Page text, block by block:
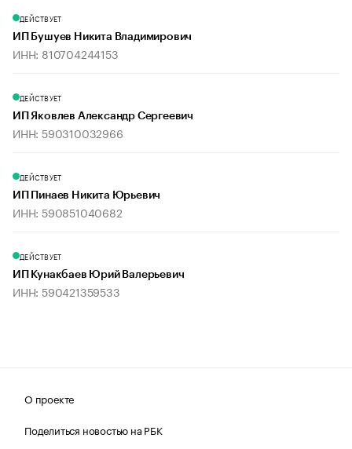
ДЕЙСТВУЕТ
ИП Бушуев Никита Владимирович
ИНН: 810704244153
ДЕЙСТВУЕТ
ИП Яковлев Александр Сергеевич
ИНН: 590310032966
ДЕЙСТВУЕТ
ИП Пинаев Никита Юрьевич
ИНН: 590851040682
ДЕЙСТВУЕТ
ИП Кунакбаев Юрий Валерьевич
ИНН: 590421359533
О проекте
Поделиться новостью на РБК